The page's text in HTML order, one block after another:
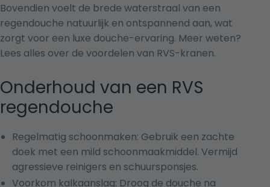
Bovendien voelt de brede waterstraal van een
regendouche natuurlijk en ontspannend aan, wat
zorgt voor een luxe douche-ervaring. Meer weten?
Lees alles over de voordelen van RVS-kranen.
Onderhoud van een RVS
regendouche
Regelmatig schoonmaken: Gebruik een zachte
doek met een mild schoonmaakmiddel. Vermijd
agressieve reinigers en schuursponsjes.
Voorkom kalkaanslag: Droog de douche na